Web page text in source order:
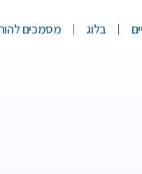
בלוג מסמכים